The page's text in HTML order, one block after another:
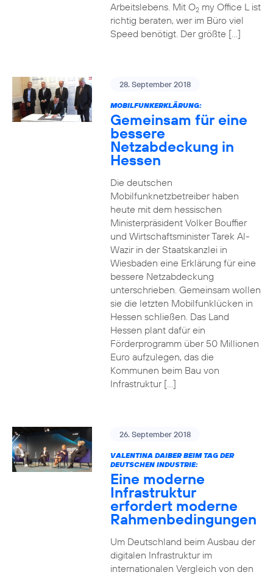
Arbeitslebens. Mit O2my Office L ist
richtig beraten, wer im Büro viel
Speed benötigt. Der größte […]
28. September 2018
MOBILFUNKERKLÄRUNG:
Gemeinsam für eine
bessere
Netzabdeckung in
Hessen
Die deutschen
Mobilfunknetzbetreiber haben
heute mit dem hessischen
Ministerpräsident Volker Bouffier
und Wirtschaftsminister Tarek Al-
Wazir in der Staatskanzlei in
Wiesbaden eine Erklärung für eine
bessere Netzabdeckung
unterschrieben. Gemeinsam wollen
sie die letzten Mobilfunklücken in
Hessen schließen. Das Land
Hessen plant dafür ein
Förderprogramm über 50 Millionen
Euro aufzulegen, das die
Kommunen beim Bau von
Infrastruktur […]
26. September 2018
VALENTINA DAIBER BEIM TAG DER
DEUTSCHEN INDUSTRIE:
Eine moderne
Infrastruktur
erfordert moderne
Rahmenbedingungen
Um Deutschland beim Ausbau der
digitalen Infrastruktur im
internationalen Vergleich von den